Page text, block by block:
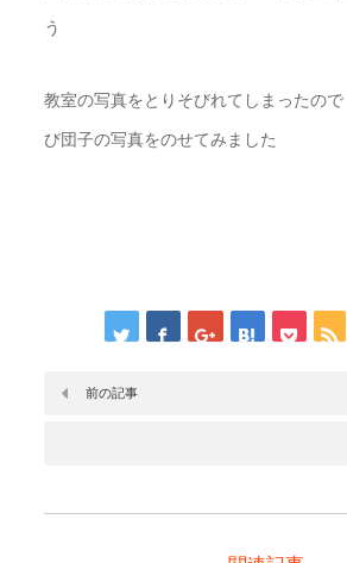
う
教室の写真をとりそびれてしまったの
び団子の写真をのせてみました
前の記事